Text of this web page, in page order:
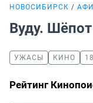
НОВОСИБИРСК
Вуду.
УЖАСЫ КИНО
Рейтинг